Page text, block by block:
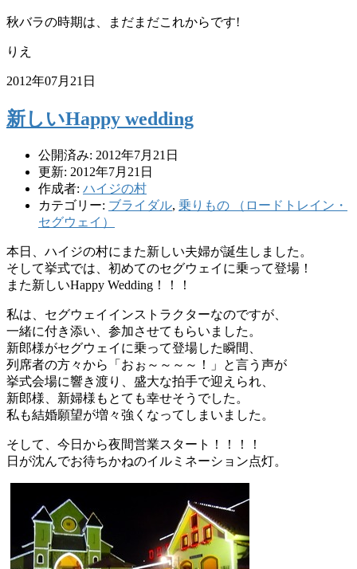
秋バラの時期は、まだまだこれからです!
りえ
2012年07月21日
新しいHappy wedding
公開済み: 2012年7月21日
更新: 2012年7月21日
作成者: ハイジの村
カテゴリー: ブライダル, 乗りもの （ロードトレイン・
セグウェイ）
本日、ハイジの村にまた新しい夫婦が誕生しました。
そして挙式では、初めてのセグウェイに乗って登場！
また新しいHappy Wedding！！！
私は、セグウェイインストラクターなのですが、
一緒に付き添い、参加させてもらいました。
新郎様がセグウェイに乗って登場した瞬間、
列席者の方々から「おぉ～～～～！」と言う声が
挙式会場に響き渡り、盛大な拍手で迎えられ、
新郎様、新婦様もとても幸せそうでした。
私も結婚願望が増々強くなってしまいました。
そして、今日から夜間営業スタート！！！！
日が沈んでお待ちかねのイルミネーション点灯。